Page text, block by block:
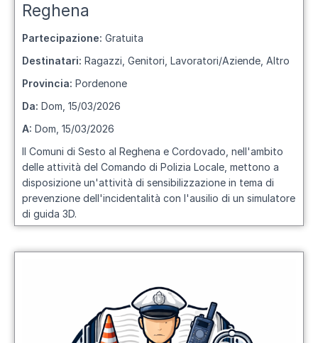
Reghena
Partecipazione: Gratuita
Destinatari: Ragazzi, Genitori, Lavoratori/Aziende, Altro
Provincia: Pordenone
Da: Dom, 15/03/2026
A: Dom, 15/03/2026
Il Comuni di Sesto al Reghena e Cordovado, nell'ambito
delle attività del Comando di Polizia Locale, mettono a
disposizione un'attività di sensibilizzazione in tema di
prevenzione dell'incidentalità con l'ausilio di un simulatore
di guida 3D.